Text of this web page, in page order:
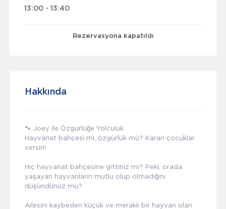
13:00 - 13:40
Rezervasyona kapatıldı
Hakkında
🐾 Joey ile Özgürlüğe Yolculuk
Hayvanat bahçesi mi, özgürlük mü? Kararı çocuklar
versin!
Hiç hayvanat bahçesine gittiniz mi? Peki, orada
yaşayan hayvanların mutlu olup olmadığını
düşündünüz mü?
Ailesini kaybeden küçük ve meraklı bir hayvan olan